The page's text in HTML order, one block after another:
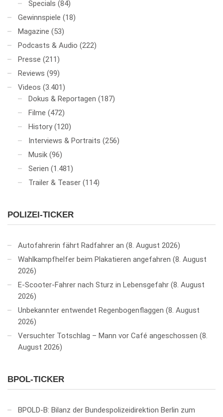
Specials (84)
Gewinnspiele (18)
Magazine (53)
Podcasts & Audio (222)
Presse (211)
Reviews (99)
Videos (3.401)
Dokus & Reportagen (187)
Filme (472)
History (120)
Interviews & Portraits (256)
Musik (96)
Serien (1.481)
Trailer & Teaser (114)
POLIZEI-TICKER
Autofahrerin fährt Radfahrer an 8. August 2026
Wahlkampfhelfer beim Plakatieren angefahren 8. August
2026
E-Scooter-Fahrer nach Sturz in Lebensgefahr 8. August
2026
Unbekannter entwendet Regenbogenflaggen 8. August
2026
Versuchter Totschlag – Mann vor Café angeschossen 8.
August 2026
BPOL-TICKER
BPOLD-B: Bilanz der Bundespolizeidirektion Berlin zum